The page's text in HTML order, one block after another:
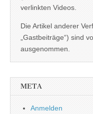
verlinkten Videos.
Die Artikel anderer
„Gastbeiträge“) sind
ausgenommen.
META
Anmelden